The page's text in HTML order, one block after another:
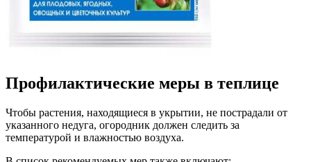
Профилактические меры в теплице
Чтобы растения, находящиеся в укрытии, не пострадали от
указанного недуга, огородник должен следить за
температурой и влажностью воздуха.